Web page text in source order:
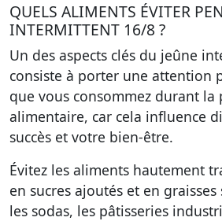
QUELS ALIMENTS ÉVITER
INTERMITTENT 16/8 ?
Un des aspects clés du jeûne
consiste à porter une attention
que vous consommez durant la
alimentaire, car cela influence
succès et votre bien-être.
Évitez les aliments hautement
en sucres ajoutés et en
les sodas, les pâtisseries